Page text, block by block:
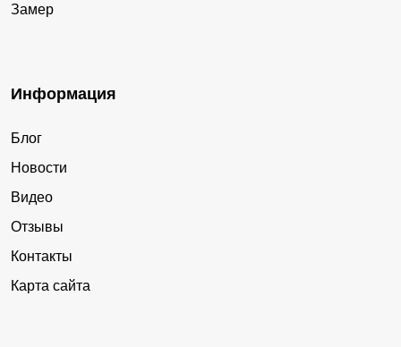
Замер
Информация
Блог
Новости
Видео
Отзывы
Контакты
Карта сайта